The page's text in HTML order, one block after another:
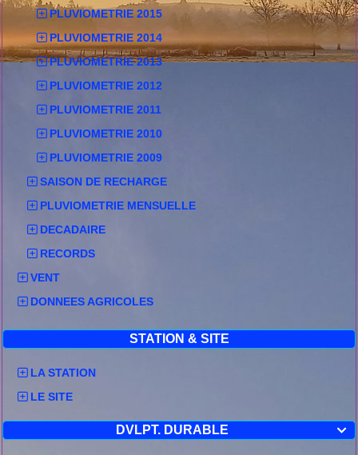
PLUVIOMETRIE 2015
PLUVIOMETRIE 2014
PLUVIOMETRIE 2013
PLUVIOMETRIE 2012
PLUVIOMETRIE 2011
PLUVIOMETRIE 2010
PLUVIOMETRIE 2009
SAISON DE RECHARGE
PLUVIOMETRIE MENSUELLE
DECADAIRE
RECORDS
VENT
DONNEES AGRICOLES
STATION & SITE
LA STATION
LE SITE

DVLPT. DURABLE